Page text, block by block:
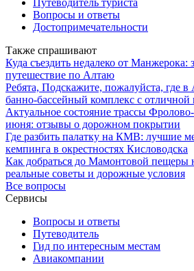
Вопросы и ответы
Достопримечательности
Также спрашивают
Куда съездить недалеко от Манжерока:
путешествие по Алтаю
Ребята, Подскажите, пожалуйста, где
банно-бассейный комплекс с отличной
Актуальное состояние трассы
июня: отзывы о дорожном покрытии
Где разбить палатку на КМВ: лучшие
кемпинга в окрестностях Кисловодска
Как добраться до Мамонтовой пещеры
реальные советы и дорожные условия
Все вопросы
Сервисы
Вопросы и ответы
Путеводитель
Гид по интересным местам
Авиакомпании